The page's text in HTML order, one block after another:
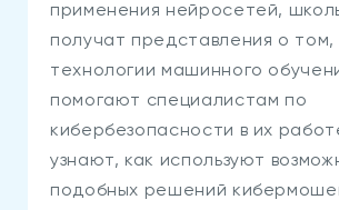
применения нейросетей,
получат представления о том,
технологии машинного
помогают специалистам по
кибербезопасности в их
узнают, как используют
подобных решений